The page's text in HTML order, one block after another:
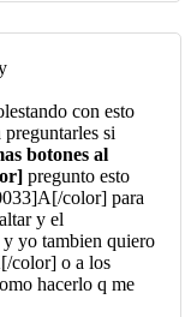
con esto
si
botones al
pregunto esto
color] para
y el
yo tambien quiero
color] o a los
hacerlo q me